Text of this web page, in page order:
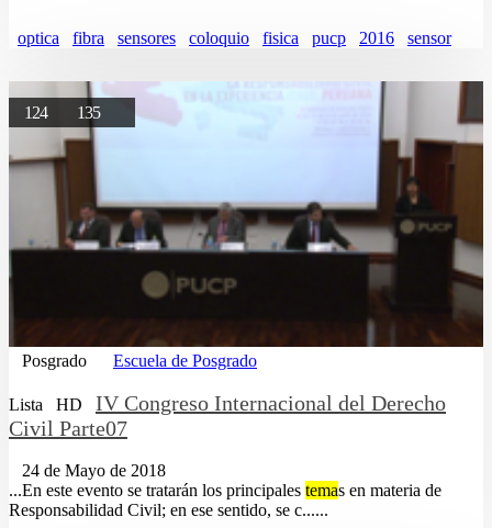
optica fibra sensores coloquio fisica pucp 2016 sensor
124 135
Posgrado Escuela de Posgrado
Lista HD
IV Congreso Internacional del Derecho
Civil Parte07
24 de Mayo de 2018
...En este evento se tratarán los principales temas en materia de
Responsabilidad Civil; en ese sentido, se c......